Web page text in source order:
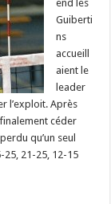
end les
Guiberti
ns
accueill
aient le
leader
l’exploit. Après
céder
qu’un seul
25, 21-25, 12-15